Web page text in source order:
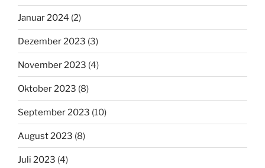
Januar 2024 (2)
Dezember 2023 (3)
November 2023 (4)
Oktober 2023 (8)
September 2023 (10)
August 2023 (8)
Juli 2023 (4)